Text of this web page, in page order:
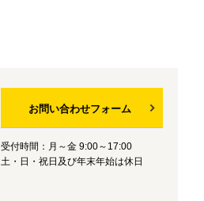
お問い合わせフォーム
受付時間：月～金 9:00～17:00
土・日・祝日及び年末年始は休日